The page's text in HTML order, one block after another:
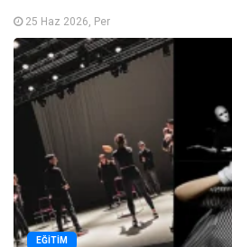
25 Haz 2026, Per
EĞITIM